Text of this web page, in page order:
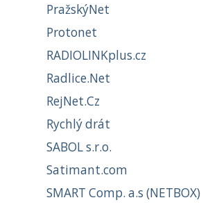
PražskýNet
Protonet
RADIOLINKplus.cz
Radlice.Net
RejNet.Cz
Rychlý drát
SABOL s.r.o.
Satimant.com
SMART Comp. a.s (NETBOX)